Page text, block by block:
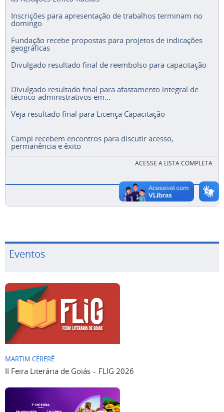
Inscrições para apresentação de trabalhos terminam no
domingo
Fundação recebe propostas para projetos de indicações
geográficas
Divulgado resultado final de reembolso para capacitação
Divulgado resultado final para afastamento integral de
técnico-administrativos em...
Veja resultado final para Licença Capacitação
Campi recebem encontros para discutir acesso,
permanência e êxito
ACESSE A LISTA COMPLETA
Eventos
MARTIM CERERÊ
II Feira Literária de Goiás – FLIG 2026